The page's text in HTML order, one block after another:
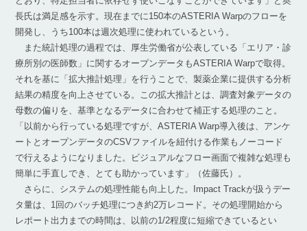
長氏は満足感を示す。現在までに150本のASTERIA Warpのフローを
開発し、うち100本は週次処理に使われているという。
また統計処理の過程では、厚生労働省が公表している「エリア・診
療所別の医師数」に関するオープンデータもASTERIA Warpで取得。
それを基に「拡大推計処理」を行うことで、製薬企業に提供する分析
結果の精度を向上させている。この拡大推計とは、調査対象データの
母数の偏りを、基準となるデータに合わせて補正する処理のこと。
「以前から行っている処理ですが、ASTERIA Warp導入後は、アンケ
ートとオープンデータのCSVファイルを紐付ける作業もノーコード
で行えるようになりました。ビジュアルなフロー画面で複雑な処理も
簡単に手直しでき、とても助かっています」（佐藤氏）。
さらに、システムの処理性能も向上した。Impact Trackが扱うデー
タ量は、1回のバッチ処理につき約2万レコード。その処理開始から
レポート出力までの時間は、以前の1/2程度に短縮できているとい